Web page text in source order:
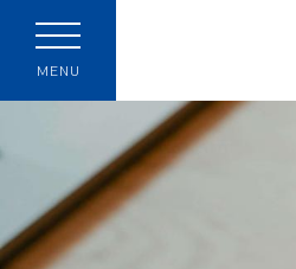
contenu
principal
MENU